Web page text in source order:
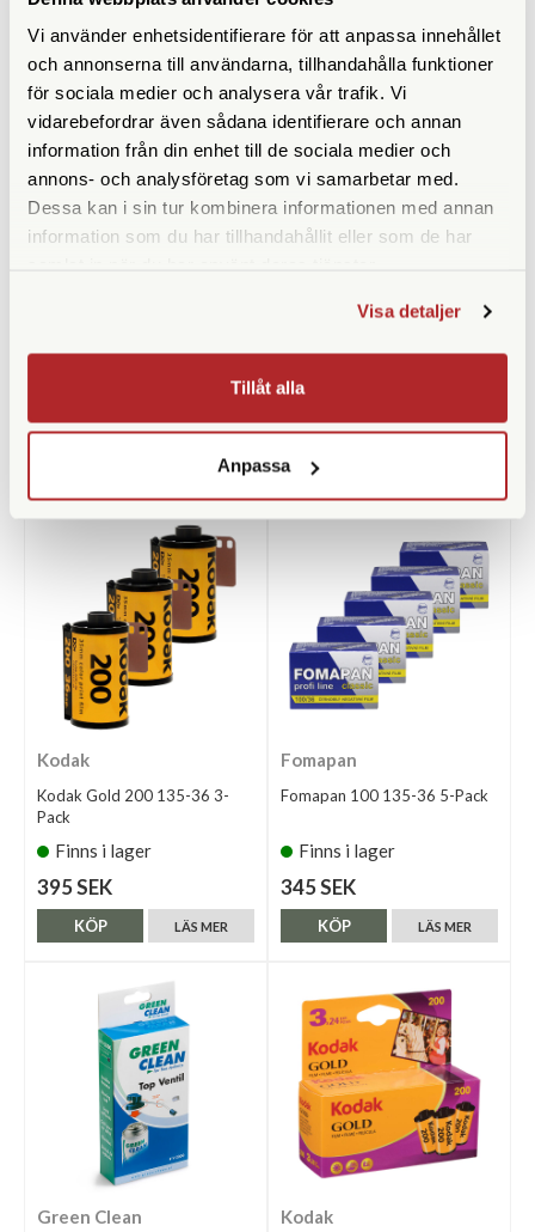
Vi använder enhetsidentifierare för att anpassa innehållet
och annonserna till användarna, tillhandahålla funktioner
för sociala medier och analysera vår trafik. Vi
vidarebefordrar även sådana identifierare och annan
information från din enhet till de sociala medier och
annons- och analysföretag som vi samarbetar med.
Dessa kan i sin tur kombinera informationen med annan
information som du har tillhandahållit eller som de har
Visa detaljer
Tillåt alla
Anpassa
Kodak
Kodak EKTAR H35 Startkit
Finns i lager
890 SEK
Kodak
Kodak EKTAR H35 Startkit
Sand
Finns i lager
890 SEK
LÄS MER
ANDRA KÖPTE ÄVEN
Kodak
Kodak Gold 200 135-36 3-
Pack
Finns i lager
395 SEK
LÄS MER
KÖP
Fomapan
Fomapan 100 135-36 5-Pack
Finns i lager
345 SEK
LÄS MER
KÖP
Green Clean Kodak